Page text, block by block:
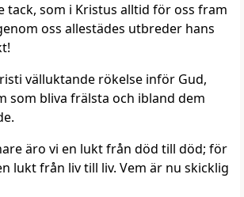
tack, som i Kristus alltid för oss fram
oss allestädes utbreder hans
välluktande rökelse inför Gud,
som bliva frälsta och ibland dem
äro vi en lukt från död till död; för
lukt från liv till liv. Vem är nu skicklig